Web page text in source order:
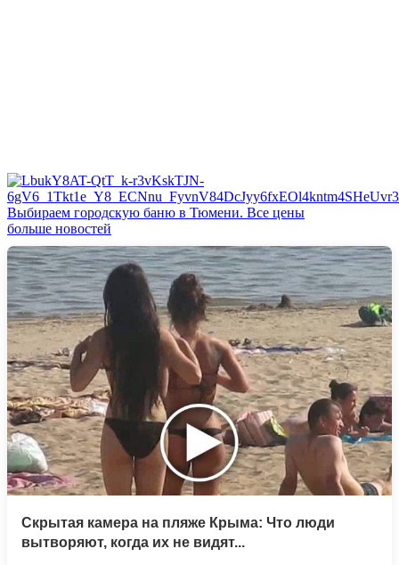
Выбираем городскую баню в Тюмени. Все цены
больше новостей
Скрытая камера на пляже Крыма: Что люди
вытворяют, когда их не видят...